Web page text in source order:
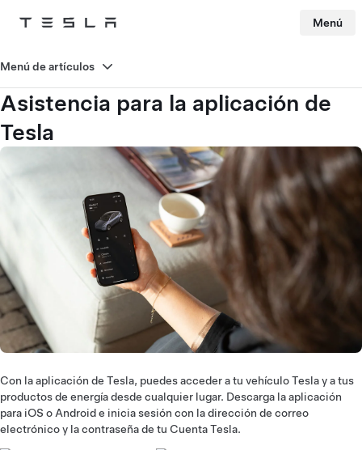
Tesla Menú
Asistencia para la aplicación de
Tesla
Con la aplicación de Tesla, puedes acceder a tu vehículo Tesla y a tus
productos de energía desde cualquier lugar. Descarga la aplicación
para iOS o Android e inicia sesión con la dirección de correo
electrónico y la contraseña de tu Cuenta Tesla.
Menú de artículos